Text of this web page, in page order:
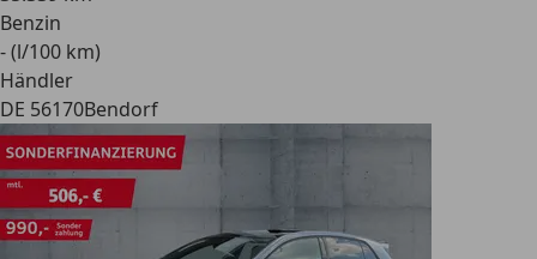
Benzin
- (l/100 km)
Händler
DE 56170Bendorf